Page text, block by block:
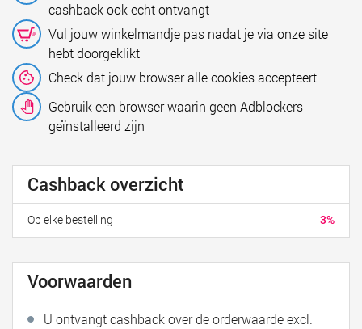
cashback ook echt ontvangt
Vul jouw winkelmandje pas nadat je via onze site
hebt doorgeklikt
Check dat jouw browser alle cookies accepteert
Gebruik een browser waarin geen Adblockers
geïnstalleerd zijn
Cashback overzicht
3%
Op elke bestelling
Voorwaarden
U ontvangt cashback over de orderwaarde excl.